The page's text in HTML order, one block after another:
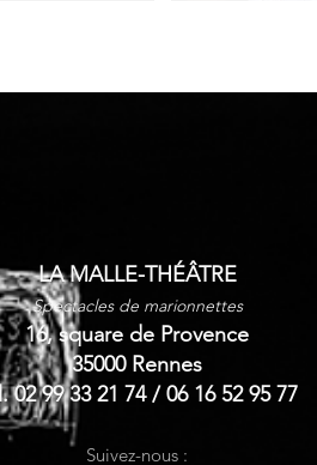
LA MALLE-THÉÂTRE
Spectacles de marionnettes
16, square de Provence
35000 Rennes
02 99 33 21 74 / 06 16 52 95 77
Suivez-nous :